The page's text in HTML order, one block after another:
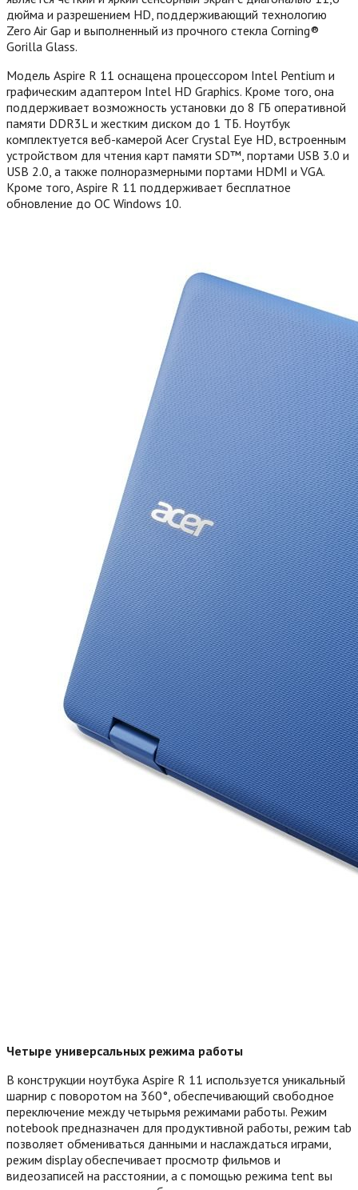
дюйма и разрешением HD, поддерживающий технологию
Zero Air Gap и выполненный из прочного стекла Corning®
Gorilla Glass.
Модель Aspire R 11 оснащена процессором Intel Pentium и
графическим адаптером Intel HD Graphics. Кроме того, она
поддерживает возможность установки до 8 ГБ оперативной
памяти DDR3L и жестким диском до 1 ТБ. Ноутбук
комплектуется веб-камерой Acer Crystal Eye HD, встроенным
устройством для чтения карт памяти SD™, портами USB 3.0 и
USB 2.0, а также полноразмерными портами HDMI и VGA.
Кроме того, Aspire R 11 поддерживает бесплатное
обновление до ОС Windows 10.
Четыре универсальных режима работы
В конструкции ноутбука Aspire R 11 используется уникальный
шарнир с поворотом на 360°, обеспечивающий свободное
переключение между четырьмя режимами работы. Режим
notebook предназначен для продуктивной работы, режим tab
позволяет обмениваться данными и наслаждаться играми,
режим display обеспечивает просмотр фильмов и
видеозаписей на расстоянии, а с помощью режима tent вы